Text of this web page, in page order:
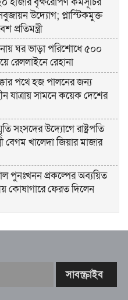
উদ্যোগ; প্লাস্টিকমুক্ত
ঘর ভাড়া পরিশোধে ৫০০
রেললাইনে রেহানা
পথে হজ পালনের জন্য
যাত্রায় সামনে কয়েক দেশের
সংসদের উদ্যোগে রাষ্ট্রপতি
বেগম খালেদা জিয়ার মাজার
পুনঃখনন প্রকল্পের অব্যয়িত
কোষাগারে ফেরত দিলেন
উত্তরপত্র
পিস ট্যাপেন্টাডল ট্যাবলেটসহ